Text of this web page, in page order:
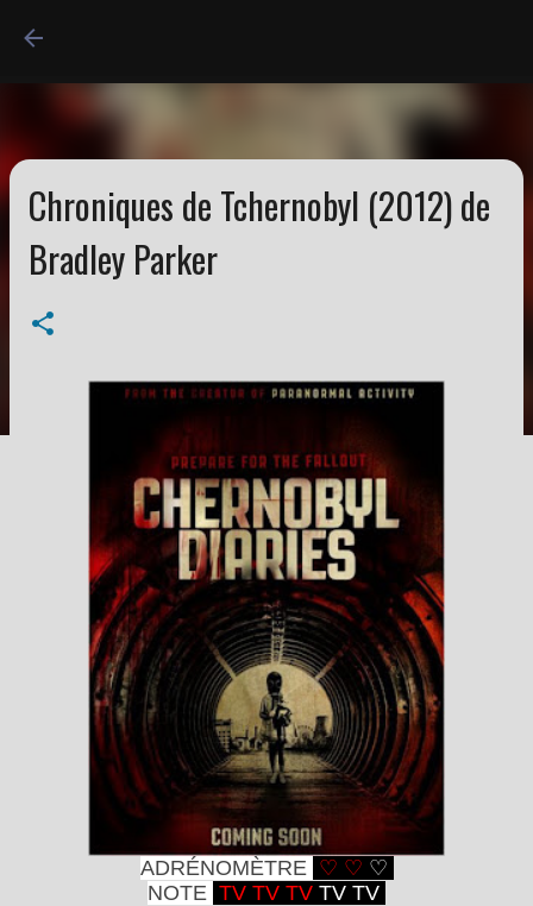
Chroniques de Tchernobyl (2012) de
Bradley Parker
ADRÉNOMÈTRE ♡ ♡ ♡
NOTE TV TV TV TV TV